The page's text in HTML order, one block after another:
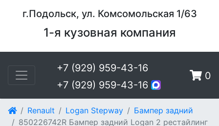
г.Подольск, ул. Комсомольская 1/63
1-я кузовная компания
+7 (929) 959-43-16
+7 (929) 959-43-16
0
Renault Logan Stepway
Бампер задний
850226742R Бампер задний Logan 2 рестайлинг